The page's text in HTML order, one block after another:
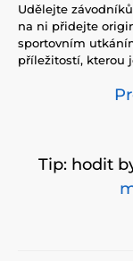
Udělejte
na ni přidejte
sportovním
příležitostí, kterou
Tip: hodit